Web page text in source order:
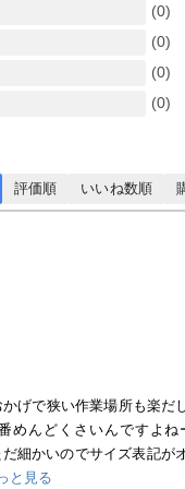
(0)
(0)
(0)
(0)
評価順 いいね数順
げで狭い作業場所も楽だ
めんどくさいんですよ
細かいのでサイズ表記が
と見る